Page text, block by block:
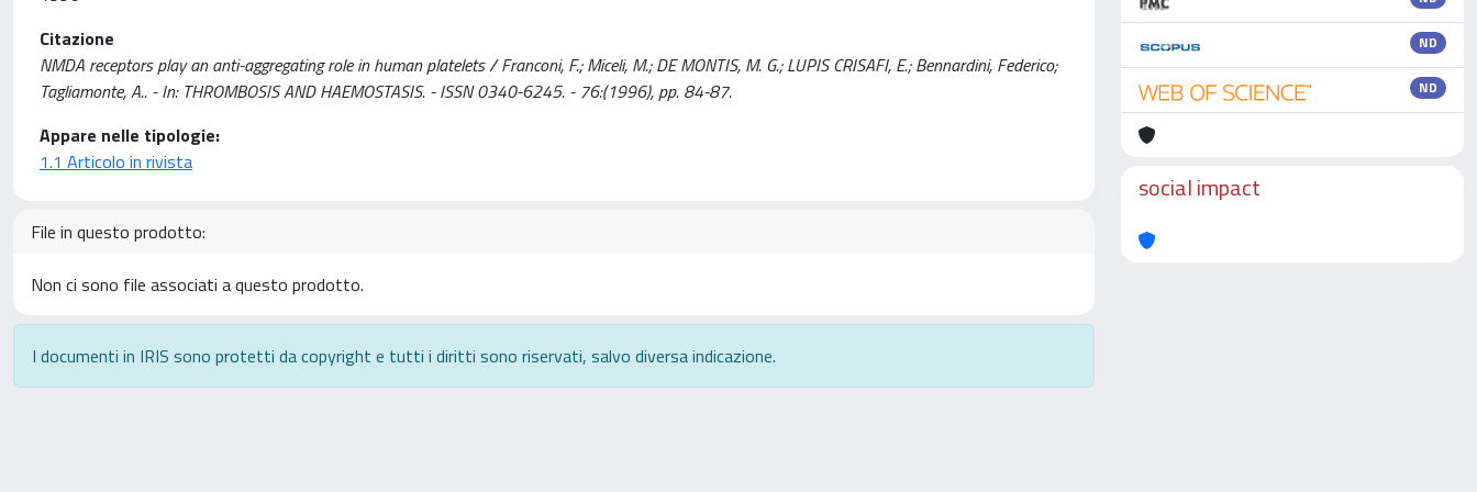
Citazione
NMDA receptors play an anti-aggregating role in human platelets / Franconi, F.; Miceli, M.; DE MONTIS, M. G.; LUPIS CRISAFI, E.; Bennardini, Federico;
Tagliamonte, A.. - In: THROMBOSIS AND HAEMOSTASIS. - ISSN 0340-6245. - 76:(1996), pp. 84-87.
Appare nelle tipologie:
1.1 Articolo in rivista
File in questo prodotto:
Non ci sono file associati a questo prodotto.
I documenti in IRIS sono protetti da copyright e tutti i diritti sono riservati, salvo diversa indicazione.
ND
ND
social impact